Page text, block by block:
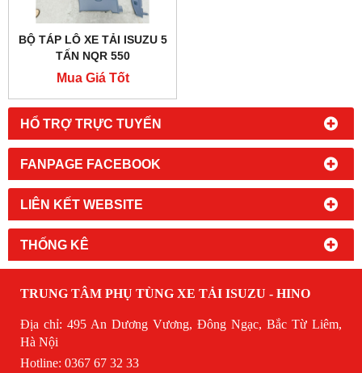
HỔ TRỢ TRỰC TUYẾN
FANPAGE FACEBOOK
LIÊN KẾT WEBSITE
THỐNG KÊ
BỘ TÁP LÔ XE TẢI ISUZU 5
TẤN NQR 550
Mua Giá Tốt
TRUNG TÂM PHỤ TÙNG XE TẢI ISUZU - HINO
Địa chỉ: 495 An Dương Vương, Đông Ngạc, Bắc Từ Liêm,
Hà Nội
Hotline: 0367 67 32 33